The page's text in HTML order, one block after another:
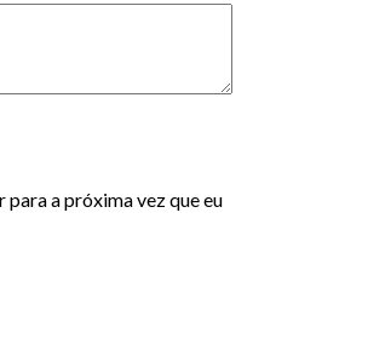
para a próxima vez que eu